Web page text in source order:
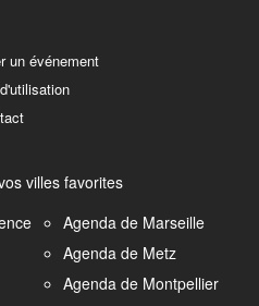
un événement
villes favorites
Agenda de Marseille
Agenda de Metz
Agenda de Montpellier